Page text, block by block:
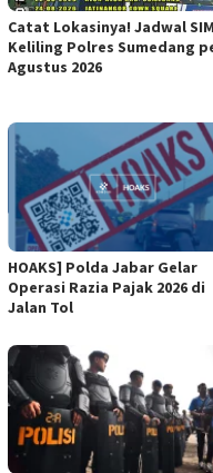
Catat Lokasinya! Jadwal SIM
Keliling Polres Sumedang
Agustus 2026
HOAKS] Polda Jabar Gelar
Operasi Razia Pajak 2026 di
Jalan Tol